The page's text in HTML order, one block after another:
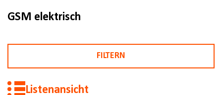
GSM elektrisch
FILTERN
Listenansicht